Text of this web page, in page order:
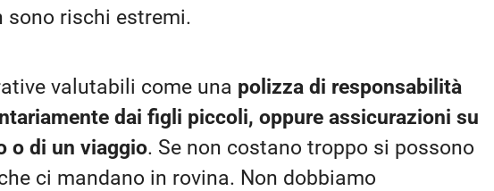
rischi estremi.
valutabili come una polizza di responsabilità
dai figli piccoli, oppure assicurazioni su
o di un viaggio. Se non costano troppo si possono
ci mandano in rovina. Non dobbiamo